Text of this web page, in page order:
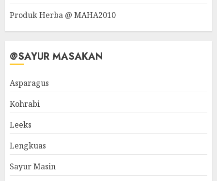
Produk Herba @ MAHA2010
@SAYUR MASAKAN
Asparagus
Kohrabi
Leeks
Lengkuas
Sayur Masin